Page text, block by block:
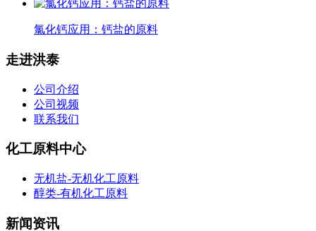
氯化钙应用：钙盐的原料
走进洪泰
公司介绍
公司视频
联系我们
化工原料中心
无机盐-无机化工原料
醇类-有机化工原料
新闻资讯